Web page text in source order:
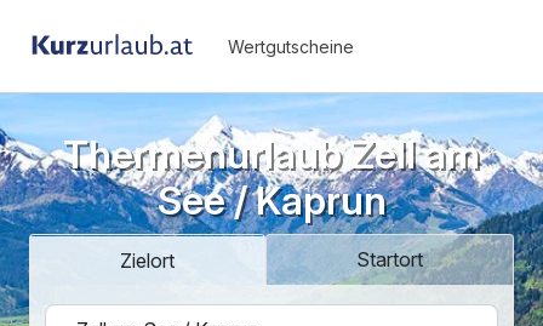
Wertgutscheine
Thermenurlaub Zell am
See / Kaprun
Zielort Startort